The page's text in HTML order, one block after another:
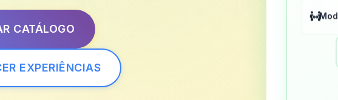
CATÁLOGO
EXPERIÊNCIAS